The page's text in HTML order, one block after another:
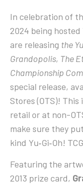
In celebration of
2024 being
are releasing the
Grandopolis, The
Championship
special release,
Stores (OTS)!
retail or at non-
make sure they
kind Yu‑Gi‑Oh!
Featuring the
2013 prize card,